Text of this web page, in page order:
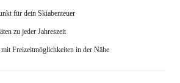
für dein Skiabenteuer
zu jeder Jahreszeit
Freizeitmöglichkeiten in der Nähe